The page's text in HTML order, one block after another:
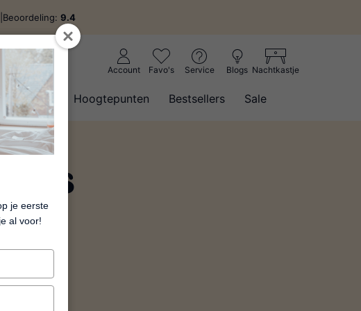
je eerste
al voor!
Beoordeling: 9.4
Account Favo's Service Blogs Nachtkastje
Nieuw Hoogtepunten Bestsellers Sale